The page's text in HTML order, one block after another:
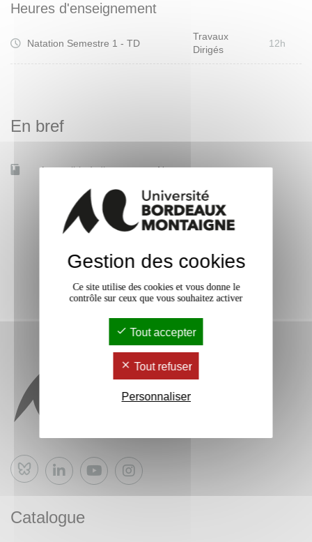
Heures d'enseignement
Natation Semestre 1 - TD
Travaux
Dirigés
12h
En bref
Accessible à distance Non
Bluesky
Catalogue
Gestion des cookies
Ce site utilise des cookies et vous donne le
contrôle sur ceux que vous souhaitez activer
Tout accepter
Tout refuser
Personnaliser